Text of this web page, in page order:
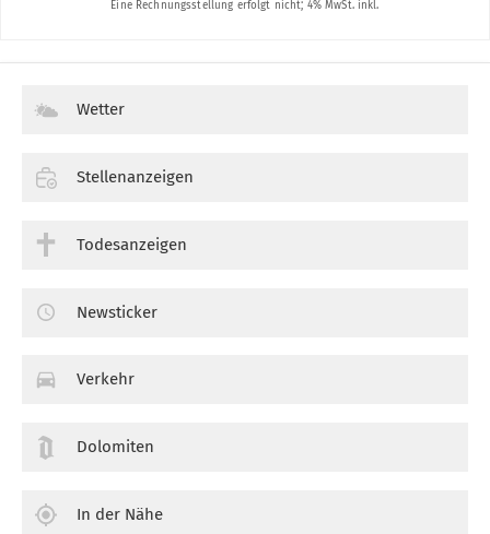
Wetter
Stellenanzeigen
Todesanzeigen
Newsticker
Verkehr
Dolomiten
In der Nähe